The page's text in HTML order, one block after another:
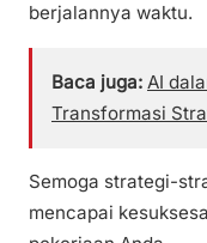
berjalannya waktu.
Baca juga: AI
Transformasi
Semoga strategi-
mencapai